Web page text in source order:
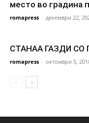
место во градина
romapress - декември 22,
СТАНАА ГАЗДИ СО
romapress - октомври 5,